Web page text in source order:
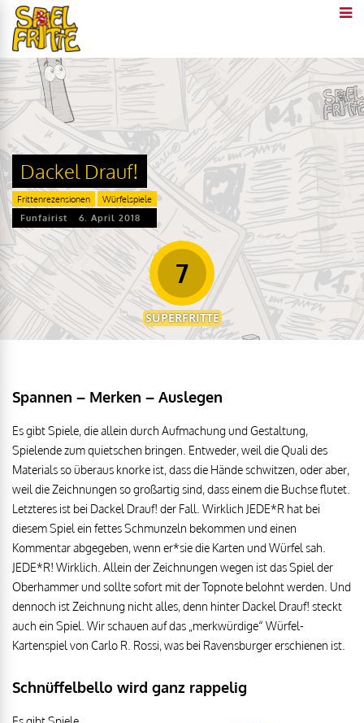
Dackel Drauf!
Frittenrezensionen
Würfelspiele
Funfairist
6. April 2018
7
SUPERFRITTE
Spannen – Merken – Auslegen
Es gibt Spiele, die allein durch Aufmachung und Gestaltung,
Spielende zum quietschen bringen. Entweder, weil die Quali des
Materials so überaus knorke ist, dass die Hände schwitzen, oder aber,
weil die Zeichnungen so großartig sind, dass einem die Buchse flutet.
Letzteres ist bei Dackel Drauf! der Fall. Wirklich JEDE*R hat bei
diesem Spiel ein fettes Schmunzeln bekommen und einen
Kommentar abgegeben, wenn er*sie die Karten und Würfel sah.
JEDE*R! Wirklich. Allein der Zeichnungen wegen ist das Spiel der
Oberhammer und sollte sofort mit der Topnote belohnt werden. Und
dennoch ist Zeichnung nicht alles, denn hinter Dackel Drauf! steckt
auch ein Spiel. Wir schauen auf das „merkwürdige“ Würfel-
Kartenspiel von Carlo R. Rossi, was bei Ravensburger erschienen ist.
Schnüffelbello wird ganz rappelig